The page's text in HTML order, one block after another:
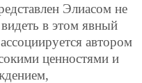
Элиасом не
в этом явный
автором
ценностями и